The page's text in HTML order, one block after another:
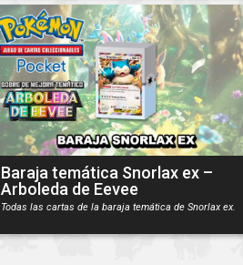
Baraja temática Snorlax ex –
Arboleda de Eevee
Todas las cartas de la baraja temática de Snorlax ex.